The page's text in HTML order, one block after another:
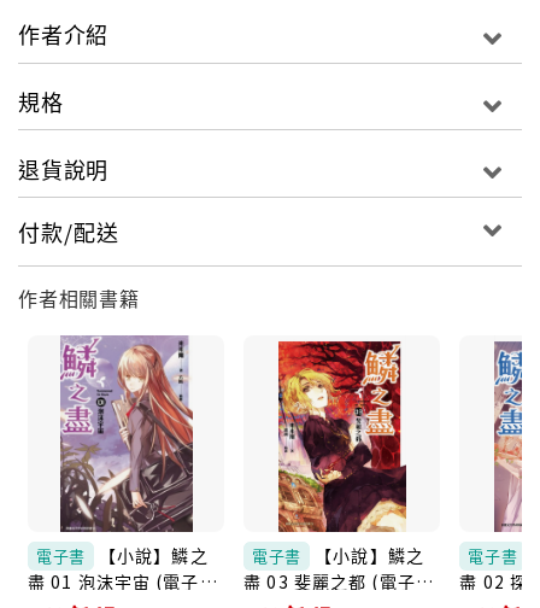
探先生，幫她調查父母車禍的真相，因為她隱約覺得關
她抱持惡意的「鬼」並不單純是某人的惡作劇，而與余
及他為何正值壯年便提前從警察崗位上退休的悲傷過
往……
牽連過去與現在，兩人將如何解開一連串因對
「美」的追求而迸發的悲劇謎團？那位消失的絕世美男
子是何許人也？擁有德國血統的靜顏一家，其「魔女的
詛咒」輪迴將為結局投下最後的震撼彈！
作者介紹
規格
退貨說明
付款/配送
作者相關書籍
電子書
【小說】鱗之
盡 01 泡沫宇宙 (電子
書)
電子書
【小說】鱗之
盡 03 斐麗之都 (電子
書)
電子書
盡 02 探
書)